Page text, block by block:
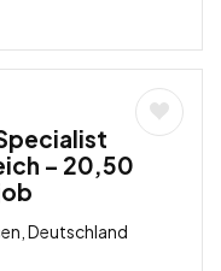
– 20,50
Deutschland